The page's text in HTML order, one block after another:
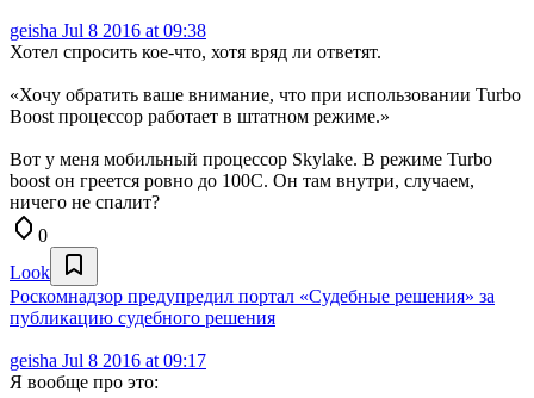
geisha Jul 8 2016 at 09:38
Хотел спросить кое-что, хотя вряд ли ответят.
«Хочу обратить ваше внимание, что при использовании Turbo
Boost процессор работает в штатном режиме.»
Вот у меня мобильный процессор Skylake. В режиме Turbo
boost он греется ровно до 100С. Он там внутри, случаем,
ничего не спалит?
0
Look
Роскомнадзор предупредил портал «Судебные решения» за
публикацию судебного решения
geisha Jul 8 2016 at 09:17
Я вообще про это: